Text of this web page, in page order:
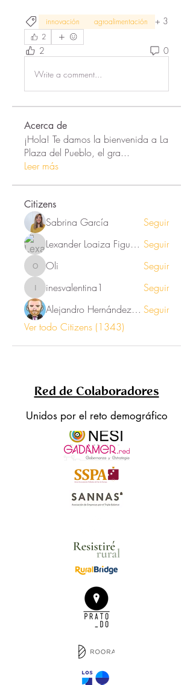
innovación agroalimentación + 3
2
2 0
Write a comment...
Acerca de
¡Hola! Te damos la bienvenida a La
Plaza del Pueblo, el gra...
Leer más
Citizens
Sabrina García
Seguir
Lexander Loaiza Figueroa Seguir
Oli Oli Seguir
inesvalentina1
inesvalentina1
Seguir
Alejandro Hernández Renner Seguir
Ver todo Citizens (1343)
Red de Colaboradores
Unidos por el reto demográfico